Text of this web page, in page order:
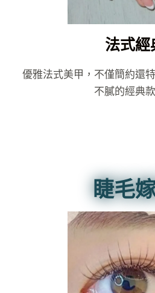
法式經
優雅法式美甲，不僅簡約還
不膩的經典
睫毛